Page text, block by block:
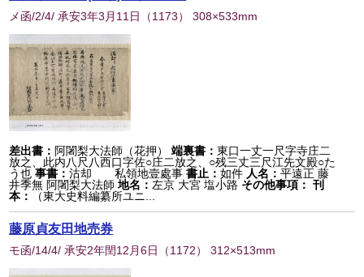
メ函/2/4/ 承安3年3月11日 （1173） 308×533mm
差出書： 阿闍梨大法師（花押） 端裏書：東口一丈一尺字寺庄二
放之、此内八尺八西口字佐○庄二放之、○残三丈三尺江先文殿○た
う也 事書：沽却 私領地壹處事書止：如件 人名：平遠正 藤
井季無 阿闍梨大法師 地名： 左京 大宮 塩小路 その他事項： 刊
本：
（東大史料編纂所ユニ...
藤原貞友田地売券
モ函/14/4/ 承安2年閏12月6日 （1172） 312×513mm